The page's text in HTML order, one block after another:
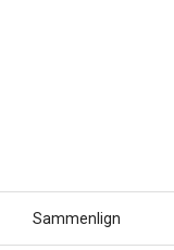
Sammenlign